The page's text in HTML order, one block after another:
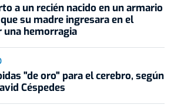
a un recién nacido en un armario
su madre ingresara en el
una hemorragia
"de oro" para el cerebro, según
Céspedes